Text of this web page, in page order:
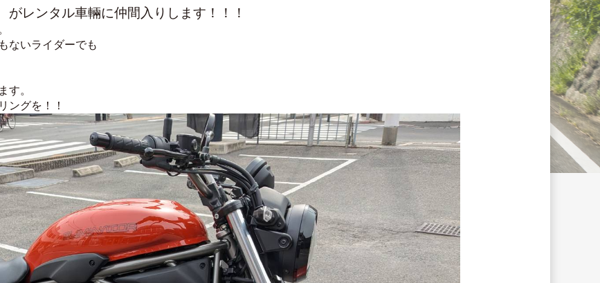
レンタル車輛に仲間入りします！！！
ないライダーでも
す。
ングを！！